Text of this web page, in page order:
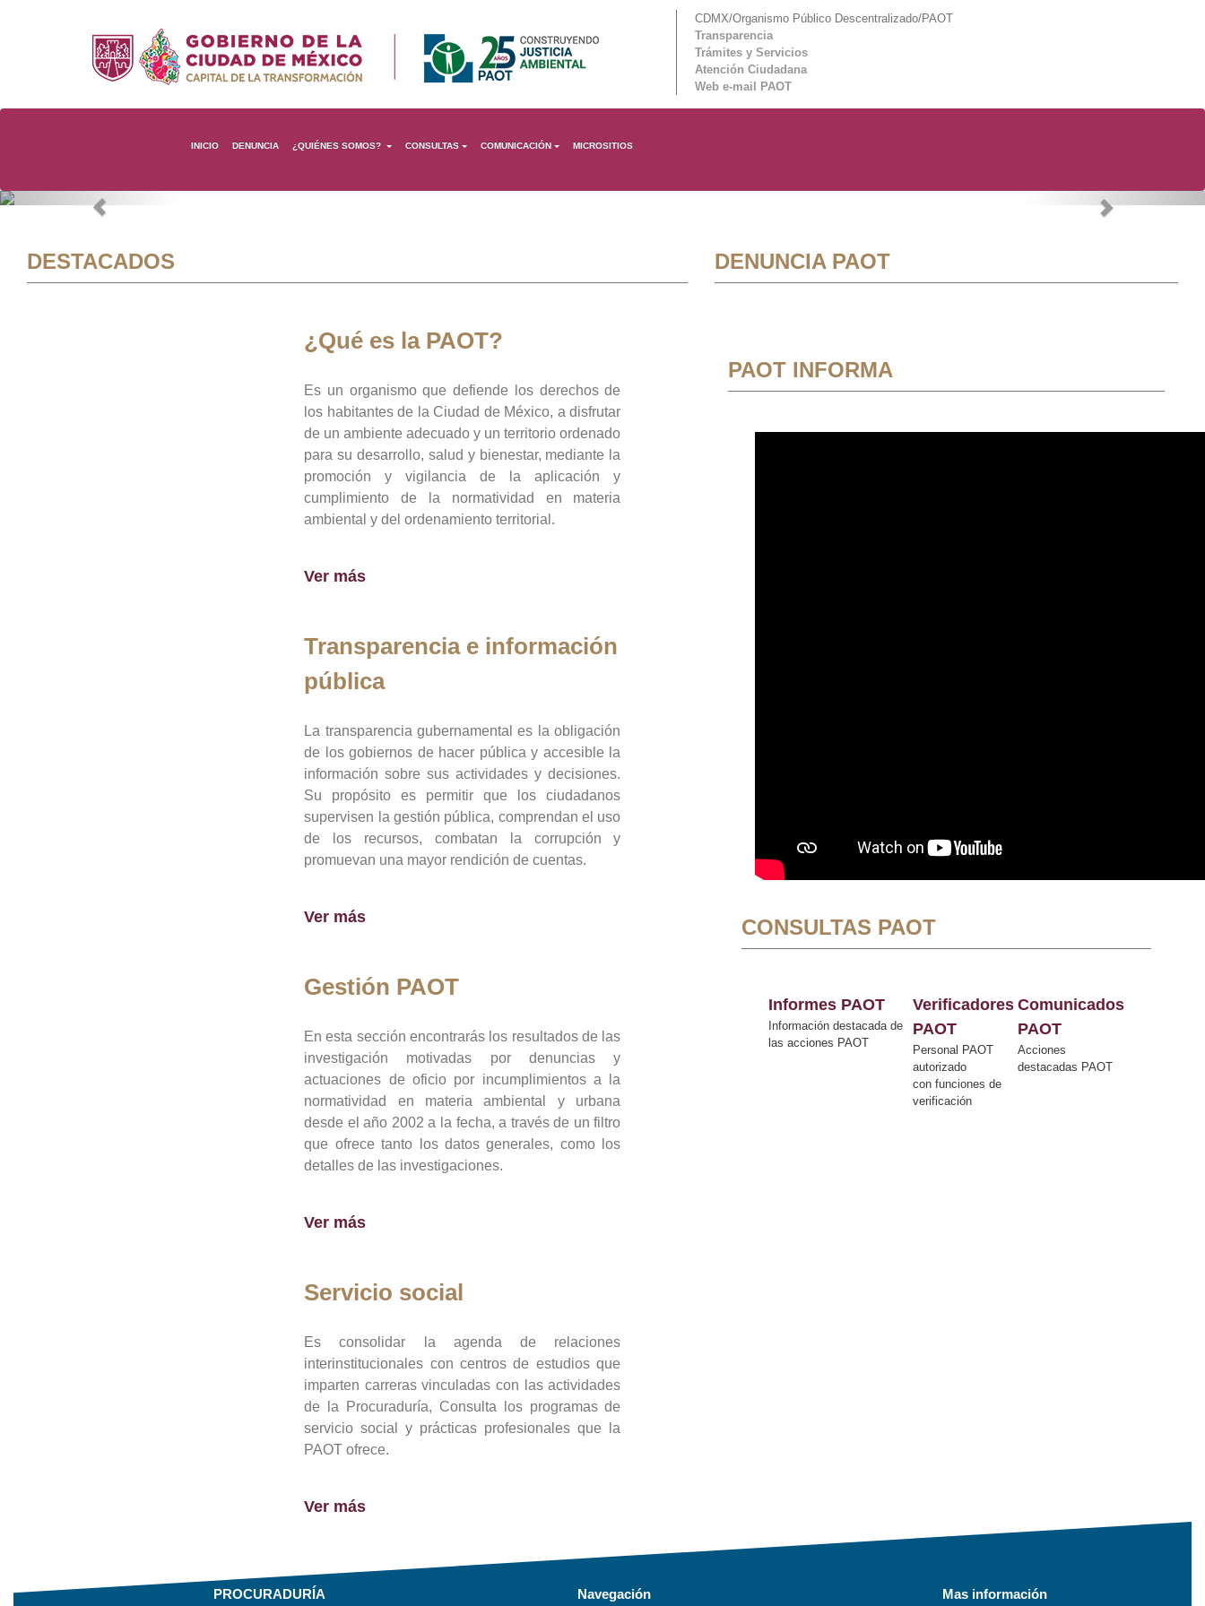
CDMX/Organismo Público Descentralizado/PAOT
Transparencia
Trámites y Servicios
Atención Ciudadana
Web e-mail PAOT
INICIO DENUNCIA ¿QUIÉNES SOMOS? CONSULTAS COMUNICACIÓN MICROSITIOS
Previous Next
DESTACADOS
¿Qué es la PAOT?
Es un organismo que defiende los derechos de
los habitantes de la Ciudad de México, a disfrutar
de un ambiente adecuado y un territorio ordenado
para su desarrollo, salud y bienestar, mediante la
promoción y vigilancia de la aplicación y
cumplimiento de la normatividad en materia
ambiental y del ordenamiento territorial.
Ver más
Transparencia e información
pública
La transparencia gubernamental es la obligación
de los gobiernos de hacer pública y accesible la
información sobre sus actividades y decisiones.
Su propósito es permitir que los ciudadanos
supervisen la gestión pública, comprendan el uso
de los recursos, combatan la corrupción y
promuevan una mayor rendición de cuentas.
Ver más
Gestión PAOT
En esta sección encontrarás los resultados de las
investigación motivadas por denuncias y
actuaciones de oficio por incumplimientos a la
normatividad en materia ambiental y urbana
desde el año 2002 a la fecha, a través de un filtro
que ofrece tanto los datos generales, como los
detalles de las investigaciones.
Ver más
Servicio social
Es consolidar la agenda de relaciones
interinstitucionales con centros de estudios que
imparten carreras vinculadas con las actividades
de la Procuraduría, Consulta los programas de
servicio social y prácticas profesionales que la
PAOT ofrece.
Ver más
DENUNCIA PAOT
PAOT INFORMA
CONSULTAS PAOT
Informes PAOT
Información destacada de
las acciones PAOT
Verificadores
PAOT
Personal PAOT
autorizado
con funciones de
verificación
Comunicados
PAOT
Acciones
destacadas PAOT
PROCURADURÍA Navegación Mas información